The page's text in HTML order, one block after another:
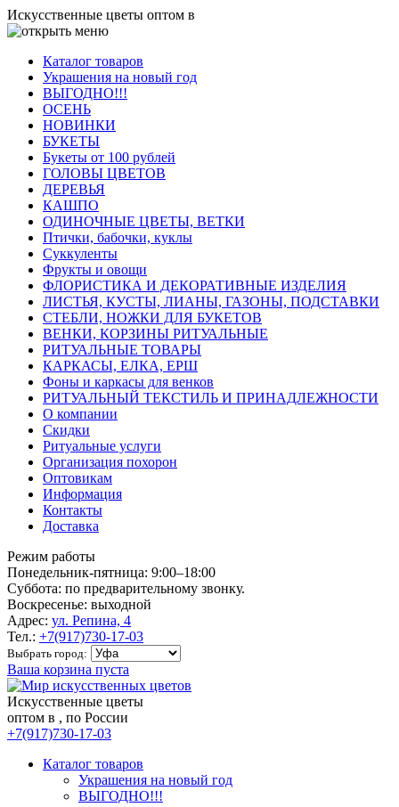
Искусственные цветы оптом в
Каталог товаров
Украшения на новый год
ВЫГОДНО!!!
ОСЕНЬ
НОВИНКИ
БУКЕТЫ
Букеты от 100 рублей
ГОЛОВЫ ЦВЕТОВ
ДЕРЕВЬЯ
КАШПО
ОДИНОЧНЫЕ ЦВЕТЫ, ВЕТКИ
Птички, бабочки, куклы
Суккуленты
Фрукты и овощи
ФЛОРИСТИКА И ДЕКОРАТИВНЫЕ ИЗДЕЛИЯ
ЛИСТЬЯ, КУСТЫ, ЛИАНЫ, ГАЗОНЫ, ПОДСТАВКИ
СТЕБЛИ, НОЖКИ ДЛЯ БУКЕТОВ
ВЕНКИ, КОРЗИНЫ РИТУАЛЬНЫЕ
РИТУАЛЬНЫЕ ТОВАРЫ
КАРКАСЫ, ЕЛКА, ЕРШ
Фоны и каркасы для венков
РИТУАЛЬНЫЙ ТЕКСТИЛЬ И ПРИНАДЛЕЖНОСТИ
О компании
Скидки
Ритуальные услуги
Организация похорон
Оптовикам
Информация
Контакты
Доставка
Режим работы
Понедельник-пятница: 9:00–18:00
Суббота: по предварительному звонку.
Воскресенье: выходной
Адрес: ул. Репина, 4
Тел.: +7(917)730-17-03
Выбрать город:
Ваша корзина пуста
Искусственные цветы
оптом в , по России
+7(917)730-17-03
Каталог товаров
Украшения на новый год
ВЫГОДНО!!!